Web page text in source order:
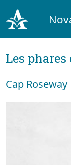
Les
Cap Roseway